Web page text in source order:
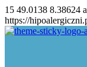
15 49.0138 8.38624
https://